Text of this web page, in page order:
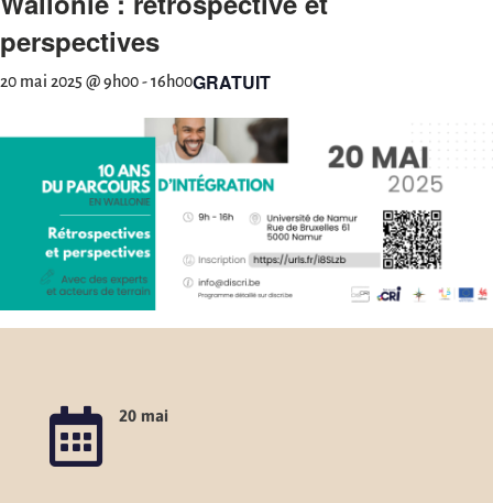
perspectives
20 mai 2025 @ 9h00-16h00GRATUIT
 20 mai